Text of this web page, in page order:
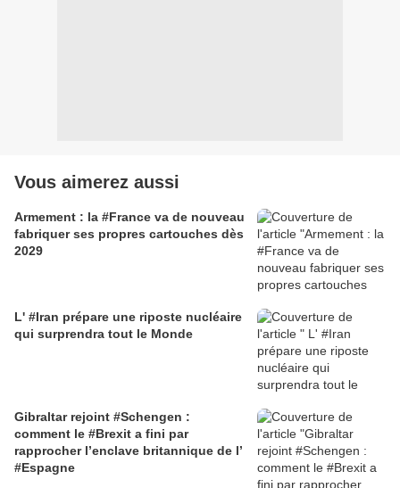
Vous aimerez aussi
Armement : la #France va de nouveau
fabriquer ses propres cartouches dès
2029
L' #Iran prépare une riposte nucléaire
qui surprendra tout le Monde
Gibraltar rejoint #Schengen :
comment le #Brexit a fini par
rapprocher l’enclave britannique de l’
#Espagne